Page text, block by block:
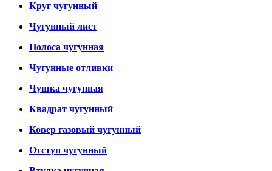
Круг чугунный
Чугунный лист
Полоса чугунная
Чугунные отливки
Чушка чугунная
Квадрат чугунный
Ковер газовый чугунный
Отступ чугунный